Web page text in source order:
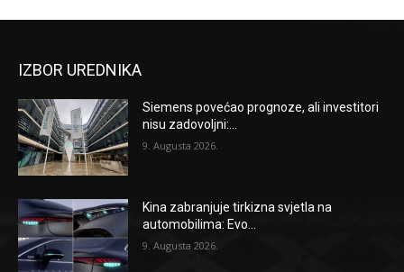
IZBOR UREDNIKA
Siemens povećao prognoze, ali investitori
nisu zadovoljni:...
9. Augusta 2026.
Kina zabranjuje tirkizna svjetla na
automobilima: Evo...
9. Augusta 2026.